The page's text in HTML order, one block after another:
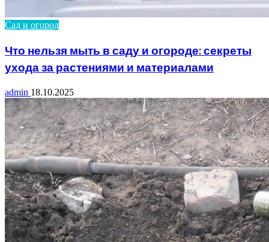
Сад и огород
Что нельзя мыть в саду и огороде: секреты
ухода за растениями и материалами
admin 18.10.2025